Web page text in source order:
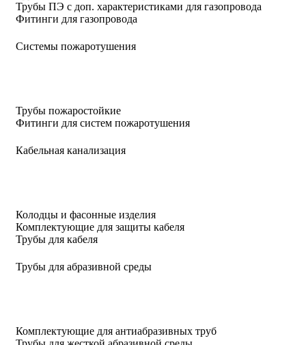
Трубы ПЭ с доп. характеристиками для газопровода
Фитинги для газопровода
Системы пожаротушения
Трубы пожаростойкие
Фитинги для систем пожаротушения
Кабельная канализация
Колодцы и фасонные изделия
Комплектующие для защиты кабеля
Трубы для кабеля
Трубы для абразивной среды
Комплектующие для антиабразивных труб